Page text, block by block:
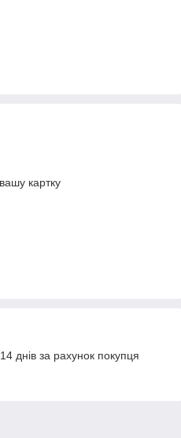
картку
днів за рахунок покупця